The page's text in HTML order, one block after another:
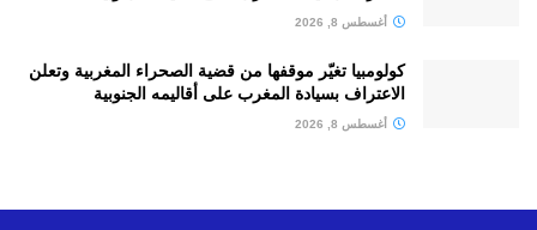
أغسطس 8, 2026
كولومبيا تغيّر موقفها من قضية الصحراء المغربية وتعلن
الاعتراف بسيادة المغرب على أقاليمه الجنوبية
أغسطس 8, 2026